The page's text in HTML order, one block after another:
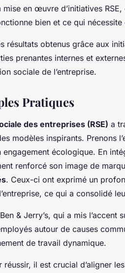
en œuvre d’initiatives
bien et ce qui nécessite
résultats obtenus grâce aux
prenantes internes et
sociale de l’entreprise.
Pratiques
des entreprises (RSE) a
modèles inspirants. Prenons
écologique. En
renforcé son image de
. Ceux-ci ont exprimé un
ce qui a consolidé
& Jerry’s, qui a mis l’accent
autour de causes
de travail dynamique.
il est crucial d’aligner